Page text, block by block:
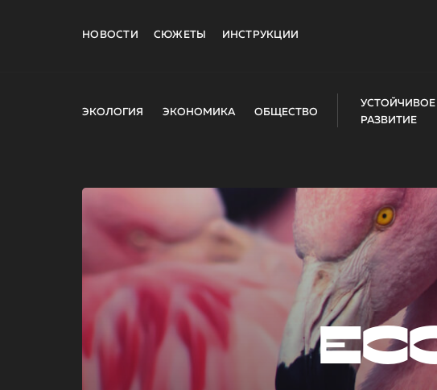
НОВОСТИ СЮЖЕТЫ ИНСТРУКЦИИ
ЭКОЛОГИЯ ЭКОНОМИКА ОБЩЕСТВО
УСТОЙЧИВОЕ
РАЗВИТИЕ